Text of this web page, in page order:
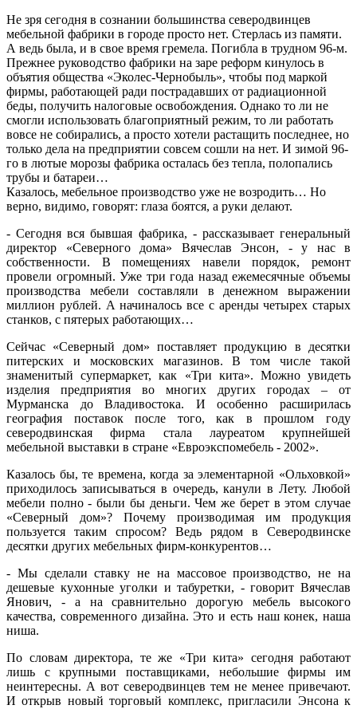
Не зря сегодня в сознании большинства северодвинцев
мебельной фабрики в городе просто нет. Стерлась из памяти.
А ведь была, и в свое время гремела. Погибла в трудном 96-м.
Прежнее руководство фабрики на заре реформ кинулось в
объятия общества «Эколес-Чернобыль», чтобы под маркой
фирмы, работающей ради пострадавших от радиационной
беды, получить налоговые освобождения. Однако то ли не
смогли использовать благоприятный режим, то ли работать
вовсе не собирались, а просто хотели растащить последнее, но
только дела на предприятии совсем сошли на нет. И зимой 96-
го в лютые морозы фабрика осталась без тепла, полопались
трубы и батареи…
Казалось, мебельное производство уже не возродить… Но
верно, видимо, говорят: глаза боятся, а руки делают.
- Сегодня вся бывшая фабрика, - рассказывает генеральный
директор «Северного дома» Вячеслав Энсон, - у нас в
собственности. В помещениях навели порядок, ремонт
провели огромный. Уже три года назад ежемесячные объемы
производства мебели составляли в денежном выражении
миллион рублей. А начиналось все с аренды четырех старых
станков, с пятерых работающих…
Сейчас «Северный дом» поставляет продукцию в десятки
питерских и московских магазинов. В том числе такой
знаменитый супермаркет, как «Три кита». Можно увидеть
изделия предприятия во многих других городах – от
Мурманска до Владивостока. И особенно расширилась
география поставок после того, как в прошлом году
северодвинская фирма стала лауреатом крупнейшей
мебельной выставки в стране «Евроэкспомебель - 2002».
Казалось бы, те времена, когда за элементарной «Ольховкой»
приходилось записываться в очередь, канули в Лету. Любой
мебели полно - были бы деньги. Чем же берет в этом случае
«Северный дом»? Почему производимая им продукция
пользуется таким спросом? Ведь рядом в Северодвинске
десятки других мебельных фирм-конкурентов…
- Мы сделали ставку не на массовое производство, не на
дешевые кухонные уголки и табуретки, - говорит Вячеслав
Янович, - а на сравнительно дорогую мебель высокого
качества, современного дизайна. Это и есть наш конек, наша
ниша.
По словам директора, те же «Три кита» сегодня работают
лишь с крупными поставщиками, небольшие фирмы им
неинтересны. А вот северодвинцев тем не менее привечают.
И открыв новый торговый комплекс, пригласили Энсона к